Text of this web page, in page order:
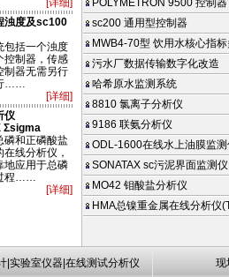
[详细]
浊度及sc100
包括一个浊度
控制器，传感
制器无需另行
……
[详细]
仪
Σsigma
磷和正磷酸盐
线分析仪，
地应用于总磷
程……
[详细]
LDO OTT HYDROLAB PHOSPHAX
POLYMETRON 9500 控制器
sc200 通用型控制器
MWB4-70型 饮用水核心指
污水厂数据传输数字化改造
哈希原水监测系统
8810 氯离子分析仪
9186 联氨分析仪
ODL-1600在线水上油膜监测
SONATAX sc污泥界面监测仪
MO42 钼酸盐分析仪
HMA总镍重金属在线分析仪
|实验室仪器|在线测试分析仪 现